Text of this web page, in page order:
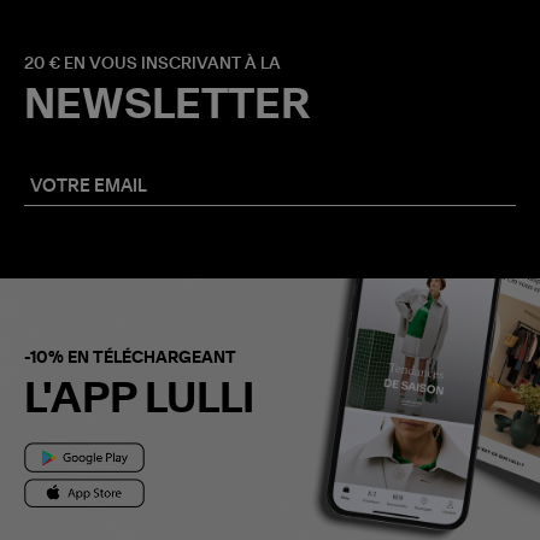
20 € EN VOUS INSCRIVANT À LA
NEWSLETTER
-10% EN TÉLÉCHARGEANT
L'APP LULLI